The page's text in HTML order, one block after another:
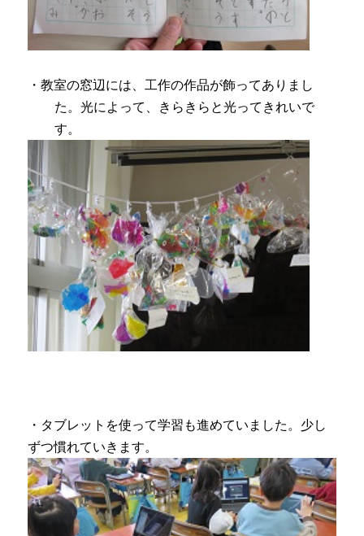
・教室の窓辺には、工作の作品が飾ってありまし
た。光によって、きらきらと光ってきれいで
す。
・タブレットを使って学習も進めていました。少し
ずつ慣れていきます。